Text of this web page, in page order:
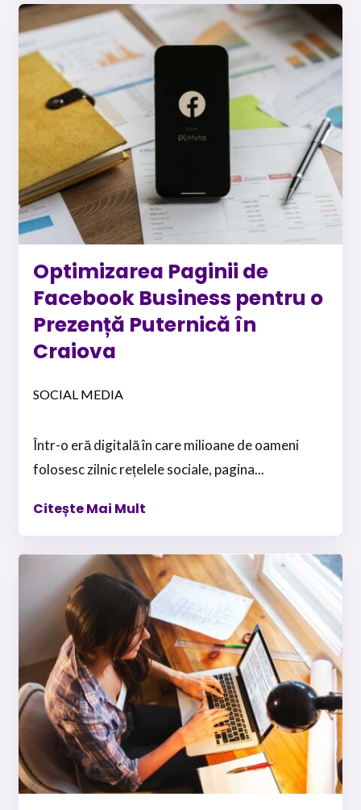
Optimizarea Paginii de
Facebook Business pentru o
Prezență Puternică în
Craiova
SOCIAL MEDIA
Într-o eră digitală în care milioane de oameni
folosesc zilnic rețelele sociale, pagina...
Citește Mai Mult